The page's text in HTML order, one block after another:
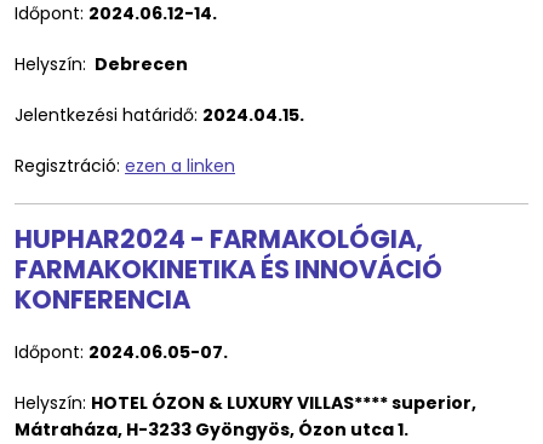
Időpont: 2024.06.12-14.
Helyszín: Debrecen
Jelentkezési határidő: 2024.04.15.
Regisztráció: ezen a linken
HUPHAR2024 - FARMAKOLÓGIA,
FARMAKOKINETIKA ÉS INNOVÁCIÓ
KONFERENCIA
Időpont: 2024.06.05-07.
Helyszín: HOTEL ÓZON & LUXURY VILLAS**** superior,
Mátraháza, H-3233 Gyöngyös, Ózon utca 1.